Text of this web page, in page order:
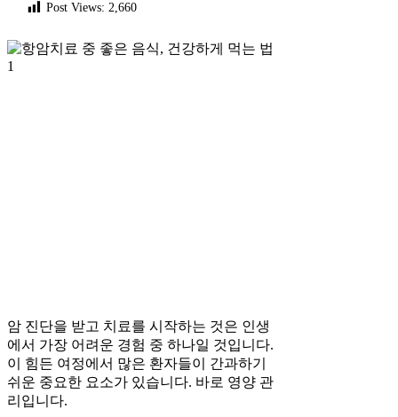
Post Views: 2,660
암 진단을 받고 치료를 시작하는 것은 인생
에서 가장 어려운 경험 중 하나일 것입니다.
이 힘든 여정에서 많은 환자들이 간과하기
쉬운 중요한 요소가 있습니다. 바로 영양 관
리입니다.